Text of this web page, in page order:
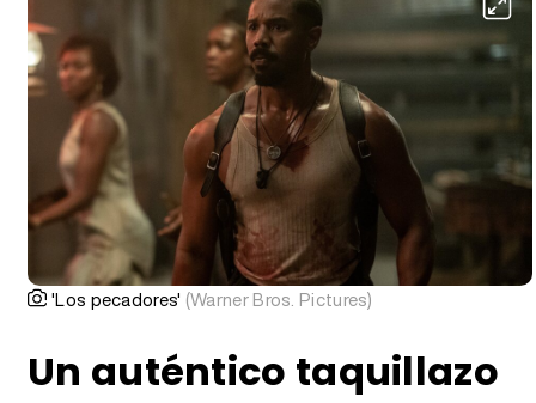
'Los pecadores' (Warner Bros. Pictures)
Un auténtico taquillazo